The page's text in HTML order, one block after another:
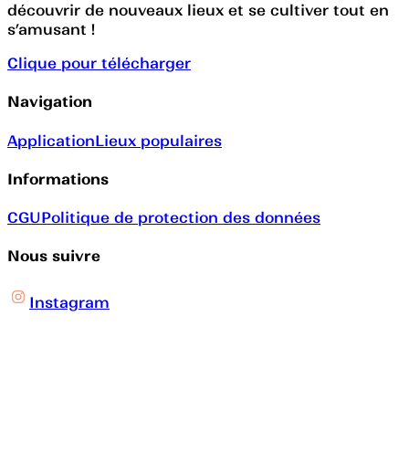
découvrir de nouveaux lieux et se cultiver tout en
s’amusant !
Clique pour télécharger
Navigation
ApplicationLieux populaires
Informations
CGUPolitique de protection des données
Nous suivre
Instagram